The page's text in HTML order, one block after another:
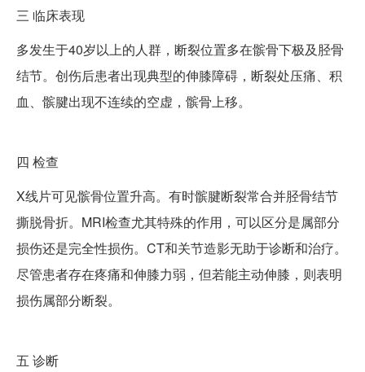
三 临床表现
多发生于40岁以上的人群，断裂位置多在髌骨下极及胫骨
结节。创伤后患者出现典型的伸膝障碍，断裂处压痛、积
血、髌腱出现不连续的空虚，髌骨上移。
四 检查
X线片可见髌骨位置升高。有时髌腱断裂常合并胫骨结节
撕脱骨折。MRI检查尤其特殊的作用，可以区分是属部分
损伤还是完全性损伤。CT和关节造影无助于诊断和治疗。
尽管患者存在疼痛和伸膝力弱，但若能主动伸膝，则表明
损伤属部分断裂。
五 诊断